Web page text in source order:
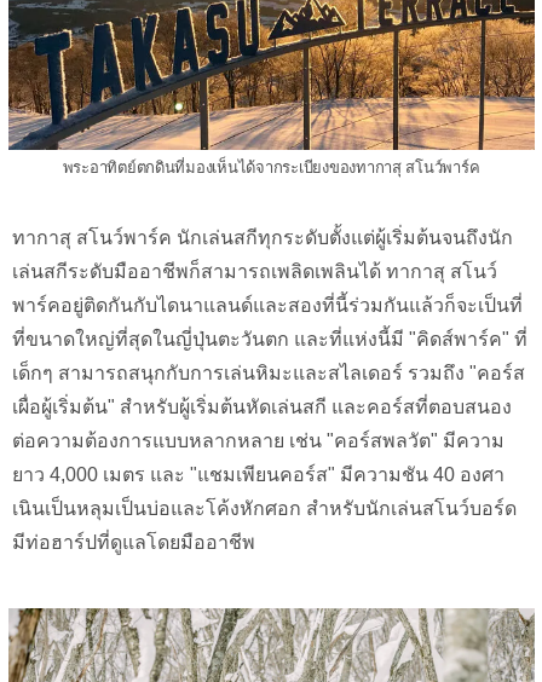
พระอาทิตย์ตกดินที่มองเห็นได้จากระเบียงของทากาสุ สโนว์พาร์ค
ทากาสุ สโนว์พาร์ค นักเล่นสกีทุกระดับตั้งแต่ผู้เริ่มต้นจนถึงนัก
เล่นสกีระดับมืออาชีพก็สามารถเพลิดเพลินได้ ทากาสุ สโนว์
พาร์คอยู่ติดกันกับไดนาแลนด์และสองที่นี้ร่วมกันแล้วก็จะเป็นที่
ที่ขนาดใหญ่ที่สุดในญี่ปุ่นตะวันตก และที่แห่งนี้มี "คิดส์พาร์ค" ที่
เด็กๆ สามารถสนุกกับการเล่นหิมะและสไลเดอร์ รวมถึง "คอร์ส
เผื่อผู้เริ่มต้น" สำหรับผู้เริ่มต้นหัดเล่นสกี และคอร์สที่ตอบสนอง
ต่อความต้องการแบบหลากหลาย เช่น "คอร์สพลวัต" มีความ
ยาว 4,000 เมตร และ "แชมเพียนคอร์ส" มีความชัน 40 องศา
เนินเป็นหลุมเป็นบ่อและโค้งหักศอก สำหรับนักเล่นสโนว์บอร์ด
มีท่อฮาร์ปที่ดูแลโดยมืออาชีพ